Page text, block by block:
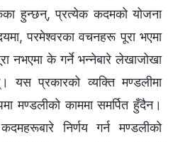
हुन्छन्, प्रत्येक कदमको योजना
परमेश्‍वरका वचनहरू पूरा भएमा
नभएमा के गर्ने भन्नेबारे लेखाजोखा
यस प्रकारको व्यक्ति मण्डलीमा
मण्डलीको काममा समर्पित हुँदैन।
निर्णय गर्न मण्डलीको